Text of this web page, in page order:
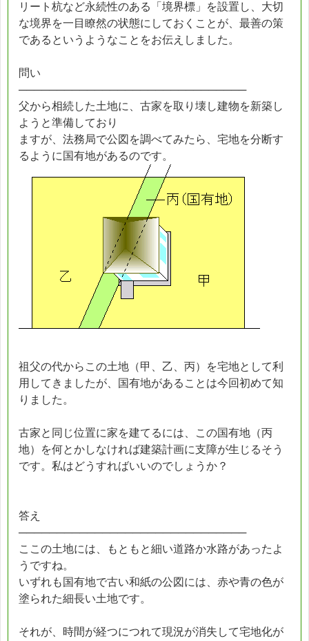
リート杭など永続性のある「境界標」を設置し、大切
な境界を一目瞭然の状態にしておくことが、最善の策
であるというようなことをお伝えしました。
問い
──────────────────────────────
父から相続した土地に、古家を取り壊し建物を新築し
ようと準備しており
ますが、法務局で公図を調べてみたら、宅地を分断す
るように国有地があるのです。
祖父の代からこの土地（甲、乙、丙）を宅地として利
用してきましたが、国有地があることは今回初めて知
りました。
古家と同じ位置に家を建てるには、この国有地（丙
地）を何とかしなければ建築計画に支障が生じるそう
です。私はどうすればいいのでしょうか？
答え
──────────────────────────────
ここの土地には、もともと細い道路か水路があったよ
うですね。
いずれも国有地で古い和紙の公図には、赤や青の色が
塗られた細長い土地です。
それが、時間が経つにつれて現況が消失して宅地化が